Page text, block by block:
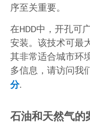
序至关重要。
在HDD中，开孔可
安装。该技术可最
其非常适合城市环
多信息，请访问我
分.
石油和天然气的